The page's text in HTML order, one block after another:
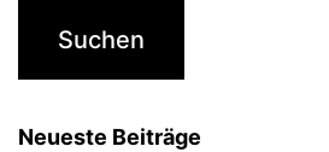
Neueste Beiträge